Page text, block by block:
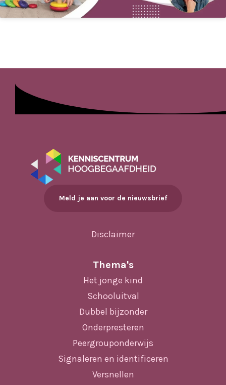
Meld je aan voor de nieuwsbrief
Disclaimer
Thema's
Het jonge kind
Schooluitval
Dubbel bijzonder
Onderpresteren
Peergrouponderwijs
Signaleren en identificeren
Versnellen